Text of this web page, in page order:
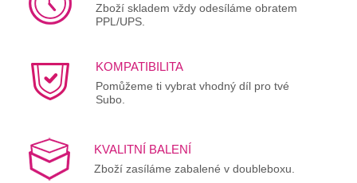
Zboží skladem vždy odesíláme obratem
PPL/UPS.
KOMPATIBILITA
Pomůžeme ti vybrat vhodný díl pro tvé
Subo.
KVALITNÍ BALENÍ
Zboží zasíláme zabalené v doubleboxu.